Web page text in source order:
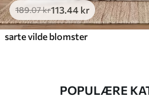
189.07kr113 .44 kr
sarte vilde blomster
POPULÆRE